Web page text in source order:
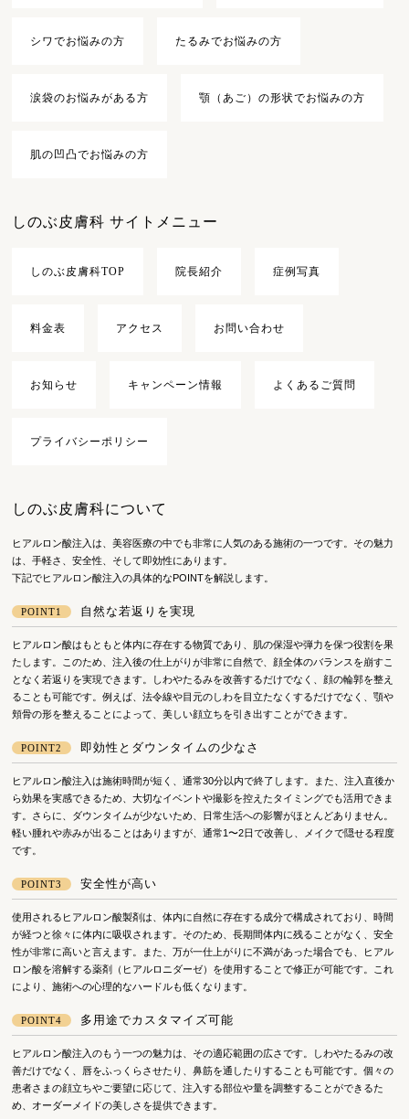
シワでお悩みの方 たるみでお悩みの方
涙袋のお悩みがある方 顎（あご）の形状でお悩みの方
肌の凹凸でお悩みの方
しのぶ皮膚科 サイトメニュー
しのぶ皮膚科TOP 院長紹介 症例写真
料金表 アクセス お問い合わせ
お知らせ キャンペーン情報 よくあるご質問
プライバシーポリシー
しのぶ皮膚科について
ヒアルロン酸注入は、美容医療の中でも非常に人気のある施術の一つです。その魅力
は、手軽さ、安全性、そして即効性にあります。
下記でヒアルロン酸注入の具体的なPOINTを解説します。
POINT1 自然な若返りを実現
ヒアルロン酸はもともと体内に存在する物質であり、肌の保湿や弾力を保つ役割を果
たします。このため、注入後の仕上がりが非常に自然で、顔全体のバランスを崩すこ
となく若返りを実現できます。しわやたるみを改善するだけでなく、顔の輪郭を整え
ることも可能です。例えば、法令線や目元のしわを目立たなくするだけでなく、顎や
頬骨の形を整えることによって、美しい顔立ちを引き出すことができます。
POINT2 即効性とダウンタイムの少なさ
ヒアルロン酸注入は施術時間が短く、通常30分以内で終了します。また、注入直後か
ら効果を実感できるため、大切なイベントや撮影を控えたタイミングでも活用できま
す。さらに、ダウンタイムが少ないため、日常生活への影響がほとんどありません。
軽い腫れや赤みが出ることはありますが、通常1〜2日で改善し、メイクで隠せる程度
です。
POINT3 安全性が高い
使用されるヒアルロン酸製剤は、体内に自然に存在する成分で構成されており、時間
が経つと徐々に体内に吸収されます。そのため、長期間体内に残ることがなく、安全
性が非常に高いと言えます。また、万が一仕上がりに不満があった場合でも、ヒアル
ロン酸を溶解する薬剤（ヒアルロニダーゼ）を使用することで修正が可能です。これ
により、施術への心理的なハードルも低くなります。
POINT4 多用途でカスタマイズ可能
ヒアルロン酸注入のもう一つの魅力は、その適応範囲の広さです。しわやたるみの改
善だけでなく、唇をふっくらさせたり、鼻筋を通したりすることも可能です。個々の
患者さまの顔立ちやご要望に応じて、注入する部位や量を調整することができるた
め、オーダーメイドの美しさを提供できます。